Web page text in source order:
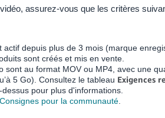
assurez-vous que les critères
actif depuis plus de 3 mois (marque
sont créés et mis en vente.
sont au format MOV ou MP4, avec une
5 Go). Consultez le tableau Exigences
pour plus d'informations.
Consignes pour la communauté.